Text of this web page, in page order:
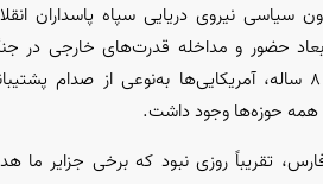
سیاسی نیروی دریایی سپاه پاسداران
حضور و مداخله قدرت‌های خارجی در
تحمیلی، اظهار کرد: از ابتدای جنگ تحمیلی ۸ ساله، آمریکایی‌ها به‌نوعی از صدام
همه حوزه‌ها وجود داشت.
تقریباً روزی نبود که برخی جزایر ما